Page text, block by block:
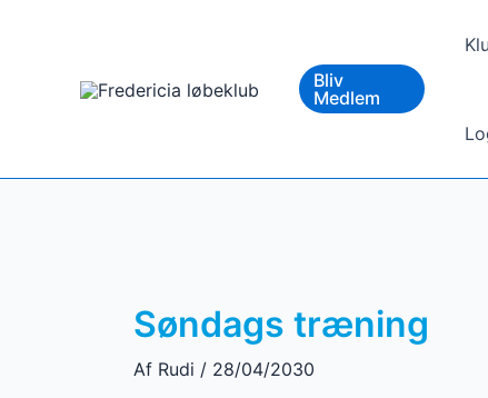
Bliv
Medlem
Søndags træning
Af Rudi / 28/04/2030